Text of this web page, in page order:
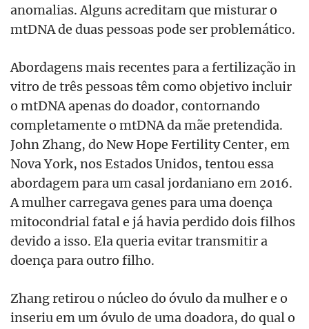
anomalias. Alguns acreditam que misturar o
mtDNA de duas pessoas pode ser problemático.
Abordagens mais recentes para a fertilização in
vitro de três pessoas têm como objetivo incluir
o mtDNA apenas do doador, contornando
completamente o mtDNA da mãe pretendida.
John Zhang, do New Hope Fertility Center, em
Nova York, nos Estados Unidos, tentou essa
abordagem para um casal jordaniano em 2016.
A mulher carregava genes para uma doença
mitocondrial fatal e já havia perdido dois filhos
devido a isso. Ela queria evitar transmitir a
doença para outro filho.
Zhang retirou o núcleo do óvulo da mulher e o
inseriu em um óvulo de uma doadora, do qual o